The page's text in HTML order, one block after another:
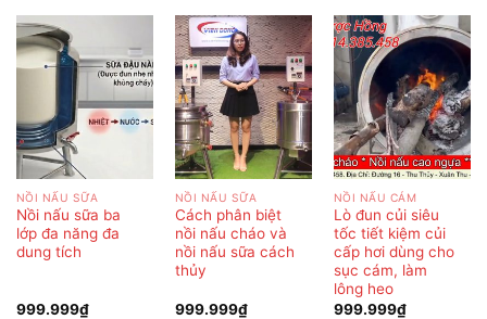
NỒI NẤU SỮA
Nồi nấu sữa ba
lớp đa năng đa
dung tích
999.999₫
NỒI NẤU SỮA
Cách phân biệt
nồi nấu cháo và
nồi nấu sữa cách
thủy
999.999₫
NỒI NẤU CÁM
Lò đun củi siêu
tốc tiết kiệm củi
cấp hơi dùng cho
sục cám, làm
lông heo
999.999₫